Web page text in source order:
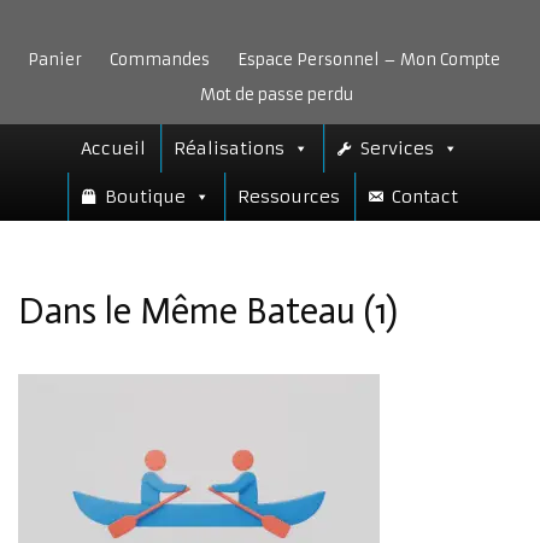
contenu
Panier Commandes
Espace Personnel – Mon Compte
Mot de passe perdu
Accueil Réalisations Services
Boutique Ressources Contact
Dans le Même Bateau (1)